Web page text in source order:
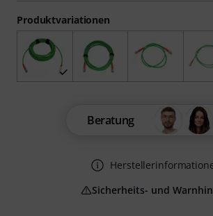
Produktvariationen
Beratung
Sicherheits- und